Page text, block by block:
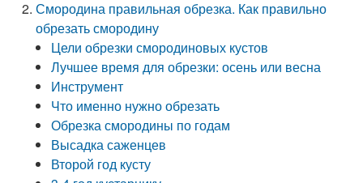
Смородина правильная обрезка. Как правильно
обрезать смородину
Цели обрезки смородиновых кустов
Лучшее время для обрезки: осень или весна
Инструмент
Что именно нужно обрезать
Обрезка смородины по годам
Высадка саженцев
Второй год кусту